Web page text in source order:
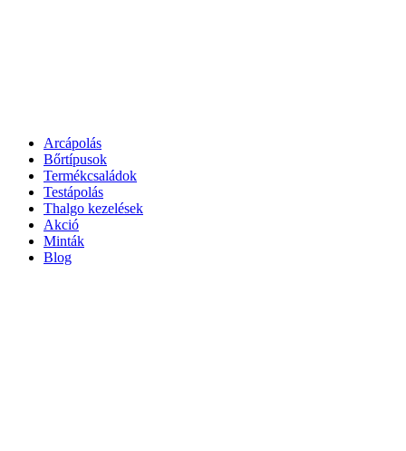
Arcápolás
Bőrtípusok
Termékcsaládok
Testápolás
Thalgo kezelések
Akció
Minták
Blog